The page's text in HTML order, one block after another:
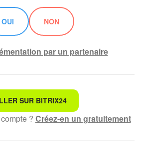
OUI NON
par un partenaire
je recherche
incompréhensible
obsolètes
SUR BITRIX24
? Créez-en un gratuitement